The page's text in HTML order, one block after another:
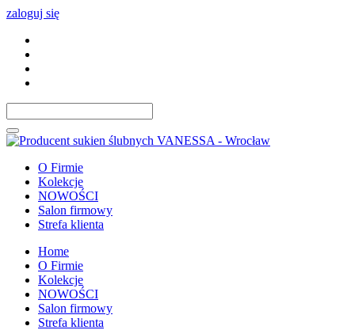
zaloguj się
O Firmie
Kolekcje
NOWOŚCI
Salon firmowy
Strefa klienta
Home
O Firmie
Kolekcje
NOWOŚCI
Salon firmowy
Strefa klienta